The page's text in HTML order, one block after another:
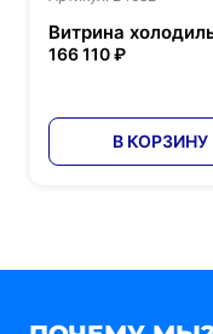
Витрина
166 110 ₽
В КОРЗИНУ